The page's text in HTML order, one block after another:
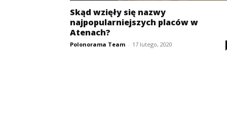
Skąd wzięły się nazwy
najpopularniejszych placów w
Atenach?
Polonorama Team - 17 lutego, 2020